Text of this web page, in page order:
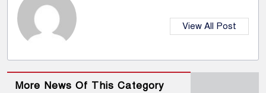
View All Post
More News Of This Category